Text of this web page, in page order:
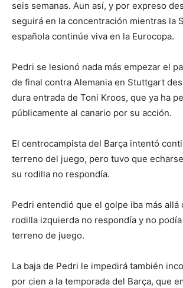
seis semanas. Aun así, y por expreso
seguirá en la concentración mientras la
española continúe viva en la Eurocopa.
Pedri se lesionó nada más empezar el
de final contra Alemania en Stuttgart
dura entrada de Toni Kroos, que ya ha
públicamente al canario por su acción.
El centrocampista del Barça intentó
terreno del juego, pero tuvo que
su rodilla no respondía.
Pedri entendió que el golpe iba más allá
rodilla izquierda no respondía y no
terreno de juego.
La baja de Pedri le impedirá también
por cien a la temporada del Barça, que